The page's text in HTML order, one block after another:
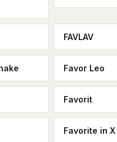
FAVLAV
Favor Leo
Favorit
Favorite in X